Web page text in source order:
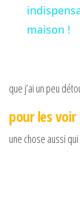
maison !
que j’ai un peu
pour les voir
une chose aussi